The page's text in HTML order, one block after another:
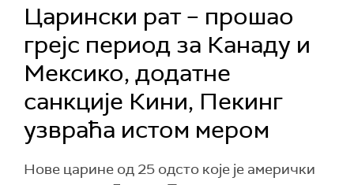
Царински рат – прошао
грејс период за Канаду и
Мексико, додатне
санкције Кини, Пекинг
узвраћа истом мером
Нове царине од 25 одсто које је амерички